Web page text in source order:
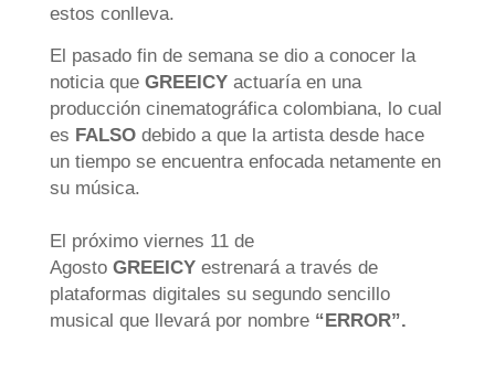
estos conlleva.
El pasado fin de semana se dio a conocer la
noticia que GREEICYactuaría en una
producción cinematográfica colombiana, lo cual
es FALSOdebido a que la artista desde hace
un tiempo se encuentra enfocada netamente en
su música.
El próximo viernes 11 de
Agosto GREEICYestrenará a través de
plataformas digitales su segundo sencillo
musical que llevará por nombre “ERROR”.